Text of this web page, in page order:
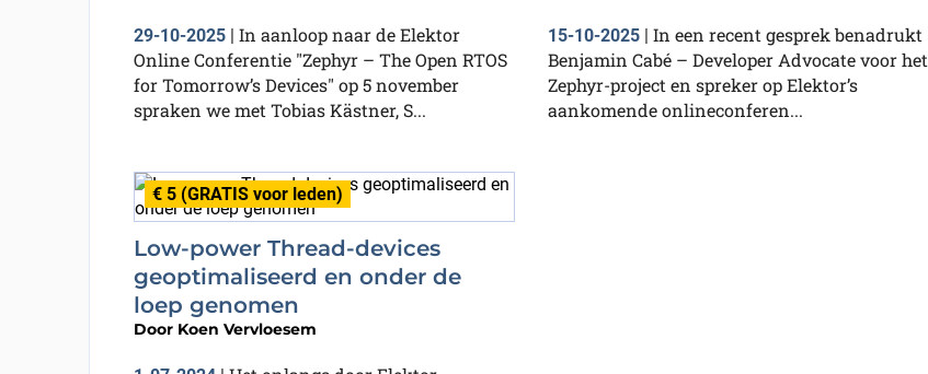
29-10-2025| In aanloop naar de Elektor
Online Conferentie "Zephyr – The Open RTOS
for Tomorrow’s Devices" op 5 november
spraken we met Tobias Kästner, S...
15-10-2025 | In een recent gesprek benadrukt
Benjamin Cabé – Developer Advocate voor het
Zephyr-project en spreker op Elektor’s
aankomende onlineconferen...
€ 5 (GRATIS voor leden)
Low-power Thread-devices
geoptimaliseerd en onder de
loep genomen
Door Koen Vervloesem